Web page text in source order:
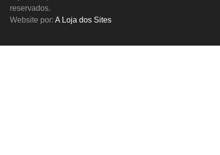
reservados.
Website por: A Loja dos Sites